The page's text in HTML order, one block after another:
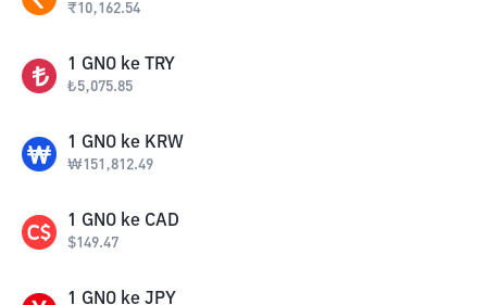
₹10,162.54
1 GNO ke TRY
₺5,075.85
1 GNO ke KRW
₩151,812.49
1 GNO ke CAD
$149.47
1 GNO ke JPY